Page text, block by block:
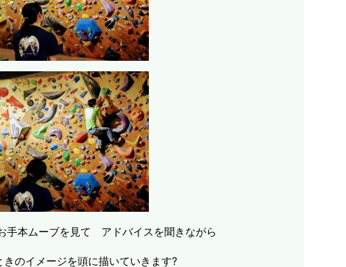
手本ムーブを見て アドバイスを聞きながら
きのイメージを頭に描いていきます?